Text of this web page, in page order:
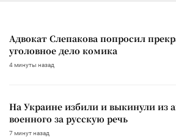
Адвокат Слепакова попросил
уголовное дело комика
4 минуты назад
На Украине избили и выкинули из
военного за русскую речь
7 минут назад